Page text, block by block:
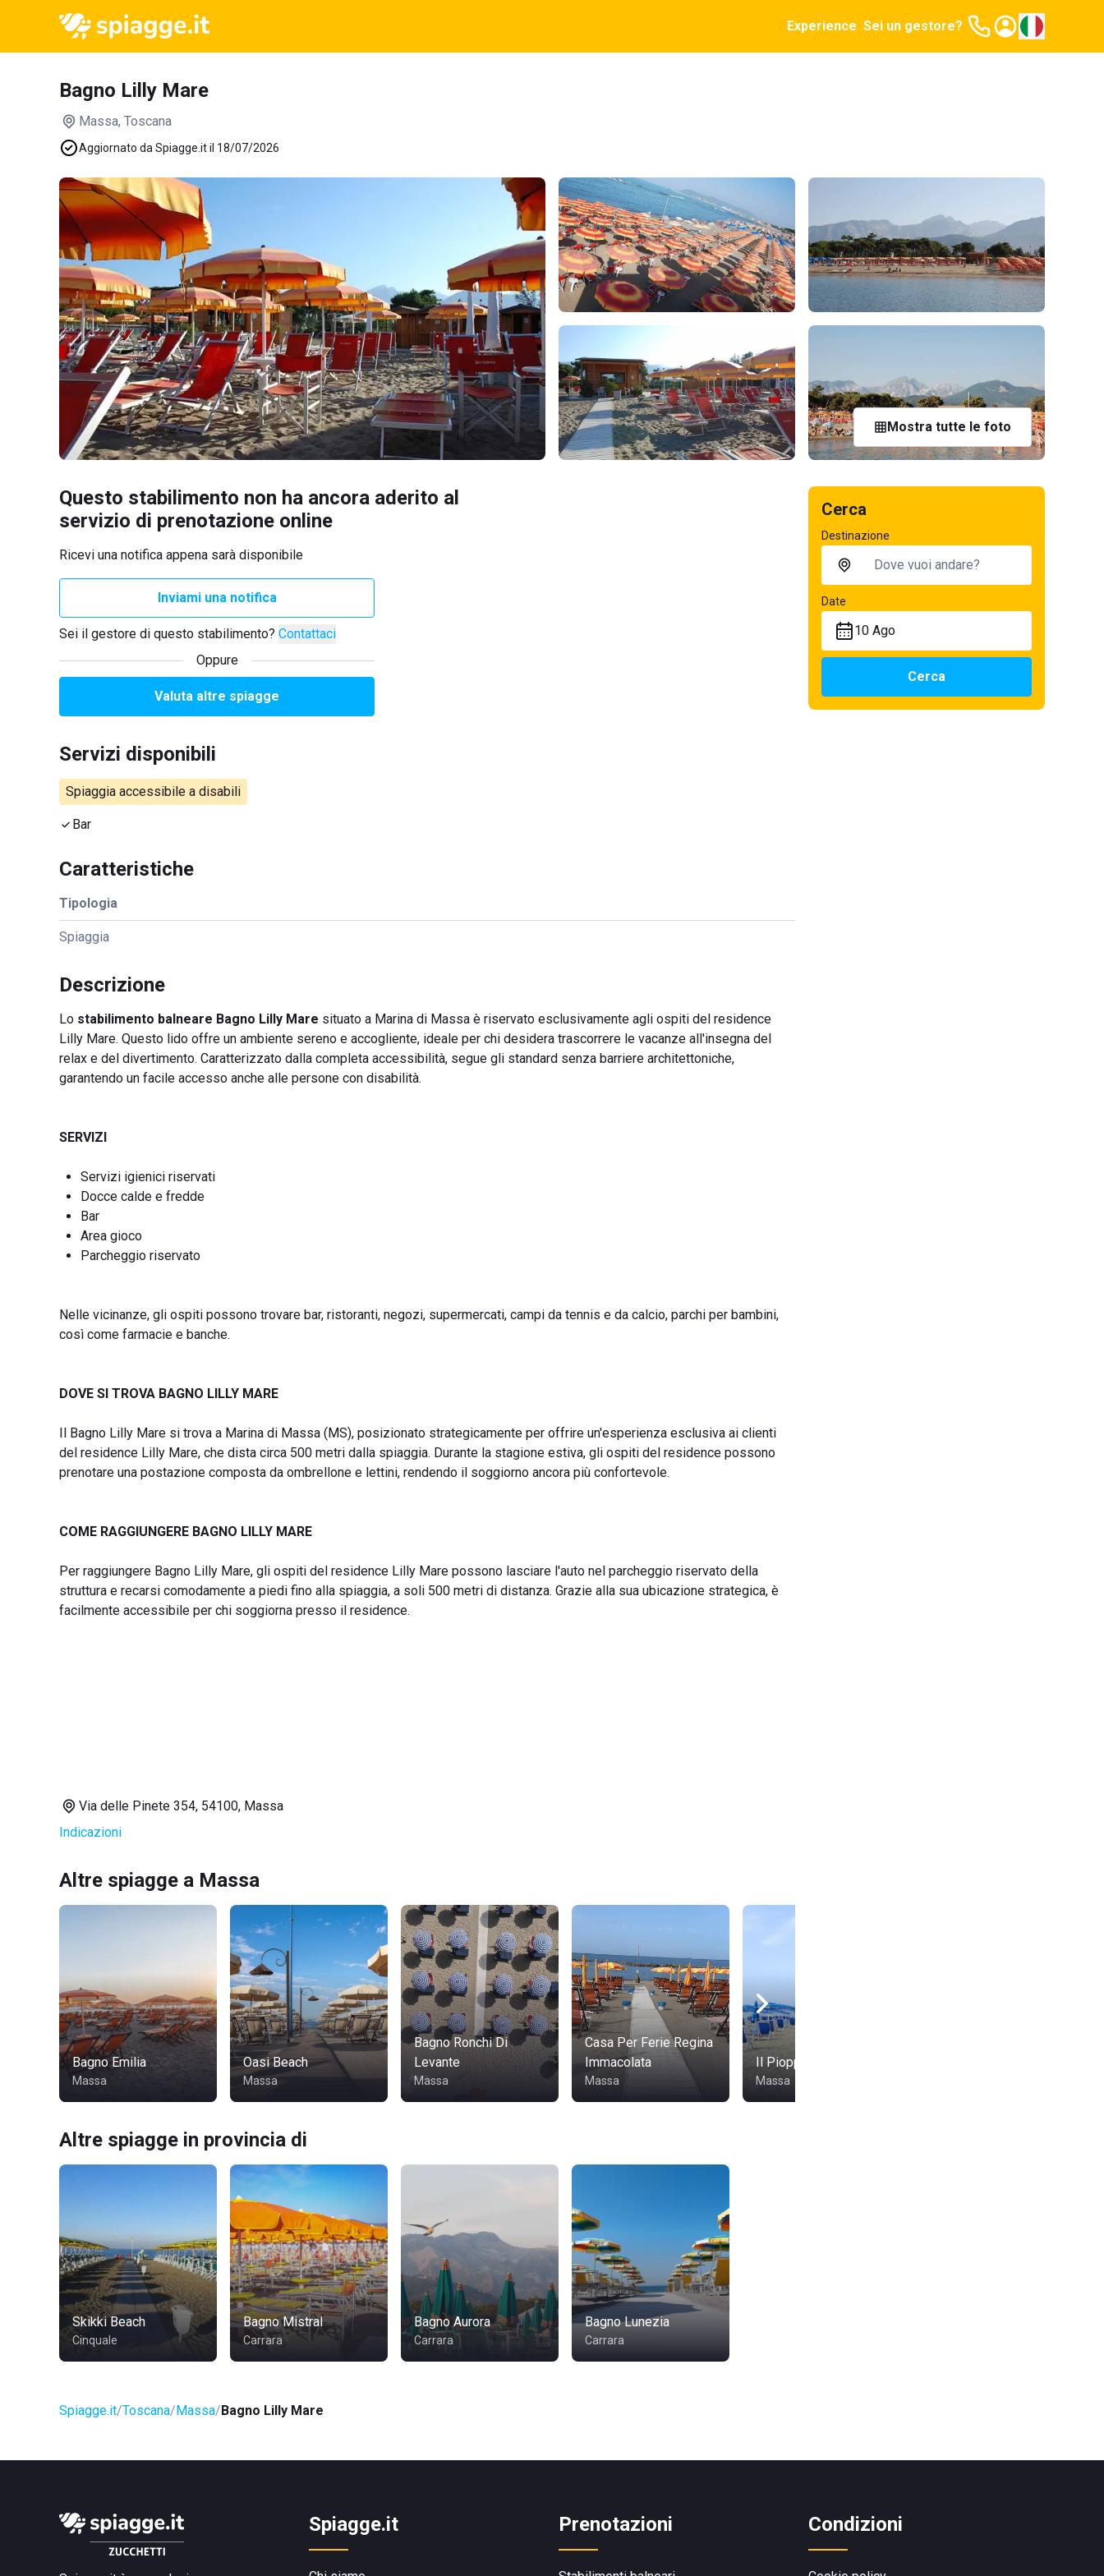
Experience Sei un gestore?
Bagno Lilly Mare
Massa, Toscana
Aggiornato da Spiagge.it il 18/07/2026
Mostra tutte le foto
Questo stabilimento non ha ancora aderito al
servizio di prenotazione online
Ricevi una notifica appena sarà disponibile
Inviami una notifica
Sei il gestore di questo stabilimento? Contattaci
Oppure
Valuta altre spiagge
Servizi disponibili
Spiaggia accessibile a disabili
Bar
Caratteristiche
Tipologia
Spiaggia
Descrizione
Lo stabilimento balneare Bagno Lilly Mare situato a Marina di Massa è riservato esclusivamente agli ospiti del residence
Lilly Mare. Questo lido offre un ambiente sereno e accogliente, ideale per chi desidera trascorrere le vacanze all'insegna del
relax e del divertimento. Caratterizzato dalla completa accessibilità, segue gli standard senza barriere architettoniche,
garantendo un facile accesso anche alle persone con disabilità.
SERVIZI
Servizi igienici riservati
Docce calde e fredde
Bar
Area gioco
Parcheggio riservato
Nelle vicinanze, gli ospiti possono trovare bar, ristoranti, negozi, supermercati, campi da tennis e da calcio, parchi per bambini,
così come farmacie e banche.
DOVE SI TROVA BAGNO LILLY MARE
Il Bagno Lilly Mare si trova a Marina di Massa (MS), posizionato strategicamente per offrire un'esperienza esclusiva ai clienti
del residence Lilly Mare, che dista circa 500 metri dalla spiaggia. Durante la stagione estiva, gli ospiti del residence possono
prenotare una postazione composta da ombrellone e lettini, rendendo il soggiorno ancora più confortevole.
COME RAGGIUNGERE BAGNO LILLY MARE
Per raggiungere Bagno Lilly Mare, gli ospiti del residence Lilly Mare possono lasciare l'auto nel parcheggio riservato della
struttura e recarsi comodamente a piedi fino alla spiaggia, a soli 500 metri di distanza. Grazie alla sua ubicazione strategica, è
facilmente accessibile per chi soggiorna presso il residence.
Via delle Pinete 354, 54100, Massa
Indicazioni
Altre spiagge a Massa
Bagno Emilia
Massa
Oasi Beach
Massa
Bagno Ronchi Di
Levante
Massa
Casa Per Ferie Regina
Immacolata
Massa
Il Pioppo
Massa
Altre spiagge in provincia di
Skikki Beach
Cinquale
Bagno Mistral
Carrara
Bagno Aurora
Carrara
Bagno Lunezia
Carrara
Spiagge.it Toscana Massa Bagno Lilly Mare
Cerca
Destinazione
Date
10 Ago
Cerca
Spiagge.it Prenotazioni Condizioni